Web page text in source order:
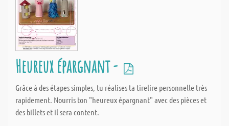
Heureux épargnant -
Grâce à des étapes simples, tu réalises ta tirelire personnelle très
rapidement. Nourris ton "heureux épargnant" avec des pièces et
des billets et il sera content.